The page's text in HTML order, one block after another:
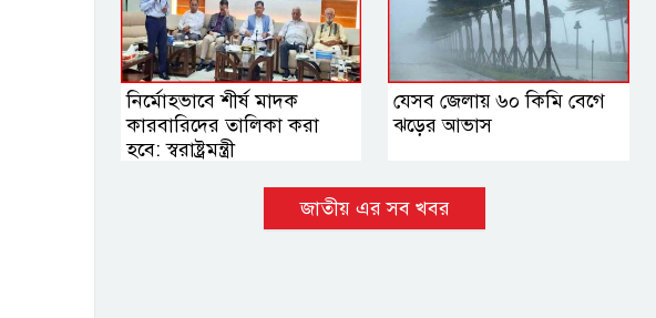
নির্মোহভাবে শীর্ষ মাদক
কারবারিদের তালিকা করা
হবে: স্বরাষ্ট্রমন্ত্রী
যেসব জেলায় ৬০ কিমি বেগে
ঝড়ের আভাস
জাতীয় এর সব খবর